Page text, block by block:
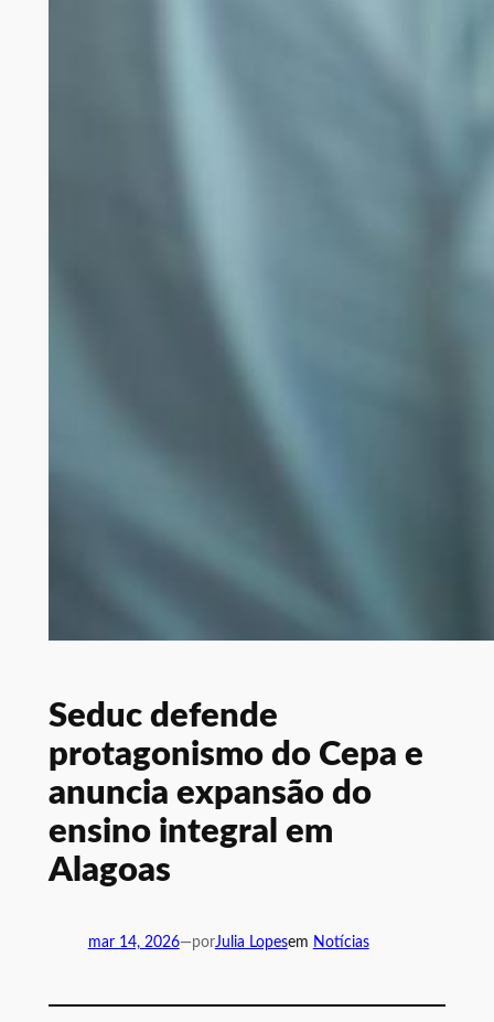
Seduc defende
protagonismo do Cepa e
anuncia expansão do
ensino integral em
Alagoas
mar 14, 2026—porJulia Lopesem Notícias